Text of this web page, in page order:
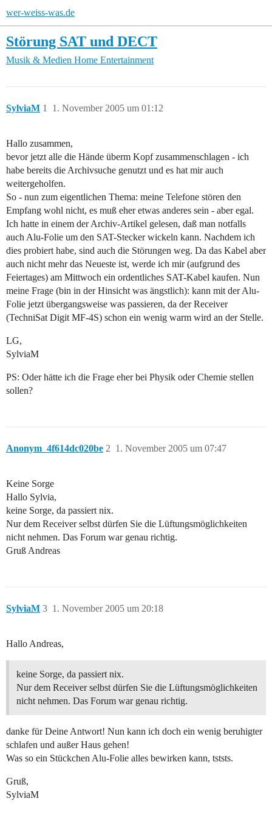
wer-weiss-was.de
Störung SAT und DECT
Musik & Medien Home Entertainment
SylviaM 1. November 2005 um 01:12
1
Hallo zusammen,
bevor jetzt alle die Hände überm Kopf zusammenschlagen - ich
habe bereits die Archivsuche genutzt und es hat mir auch
weitergeholfen.
So - nun zum eigentlichen Thema: meine Telefone stören den
Empfang wohl nicht, es muß eher etwas anderes sein - aber egal.
Ich hatte in einem der Archiv-Artikel gelesen, daß man notfalls
auch Alu-Folie um den SAT-Stecker wickeln kann. Nachdem ich
dies probiert habe, sind auch die Störungen weg. Da das Kabel aber
auch nicht mehr das Neueste ist, werde ich mir (aufgrund des
Feiertages) am Mittwoch ein ordentliches SAT-Kabel kaufen. Nun
meine Frage (bin in der Hinsicht was ängstlich): kann mit der Alu-
Folie jetzt übergangsweise was passieren, da der Receiver
(TechniSat Digit MF-4S) schon ein wenig warm wird an der Stelle.
LG,
SylviaM
PS: Oder hätte ich die Frage eher bei Physik oder Chemie stellen
sollen?
Anonym_4f614dc020be 1. November 2005 um 07:47
2
Keine Sorge
Hallo Sylvia,
keine Sorge, da passiert nix.
Nur dem Receiver selbst dürfen Sie die Lüftungsmöglichkeiten
nicht nehmen. Das Forum war genau richtig.
Gruß Andreas
SylviaM 1. November 2005 um 20:18
3
Hallo Andreas,
keine Sorge, da passiert nix.
Nur dem Receiver selbst dürfen Sie die Lüftungsmöglichkeiten
nicht nehmen. Das Forum war genau richtig.
danke für Deine Antwort! Nun kann ich doch ein wenig beruhigter
schlafen und außer Haus gehen!
Was so ein Stückchen Alu-Folie alles bewirken kann, tststs.
Gruß,
SylviaM